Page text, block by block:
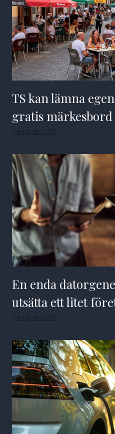
TS kan lämna
gratis
7 augusti 2026
En enda
utsätta ett litet
7 augusti 2026